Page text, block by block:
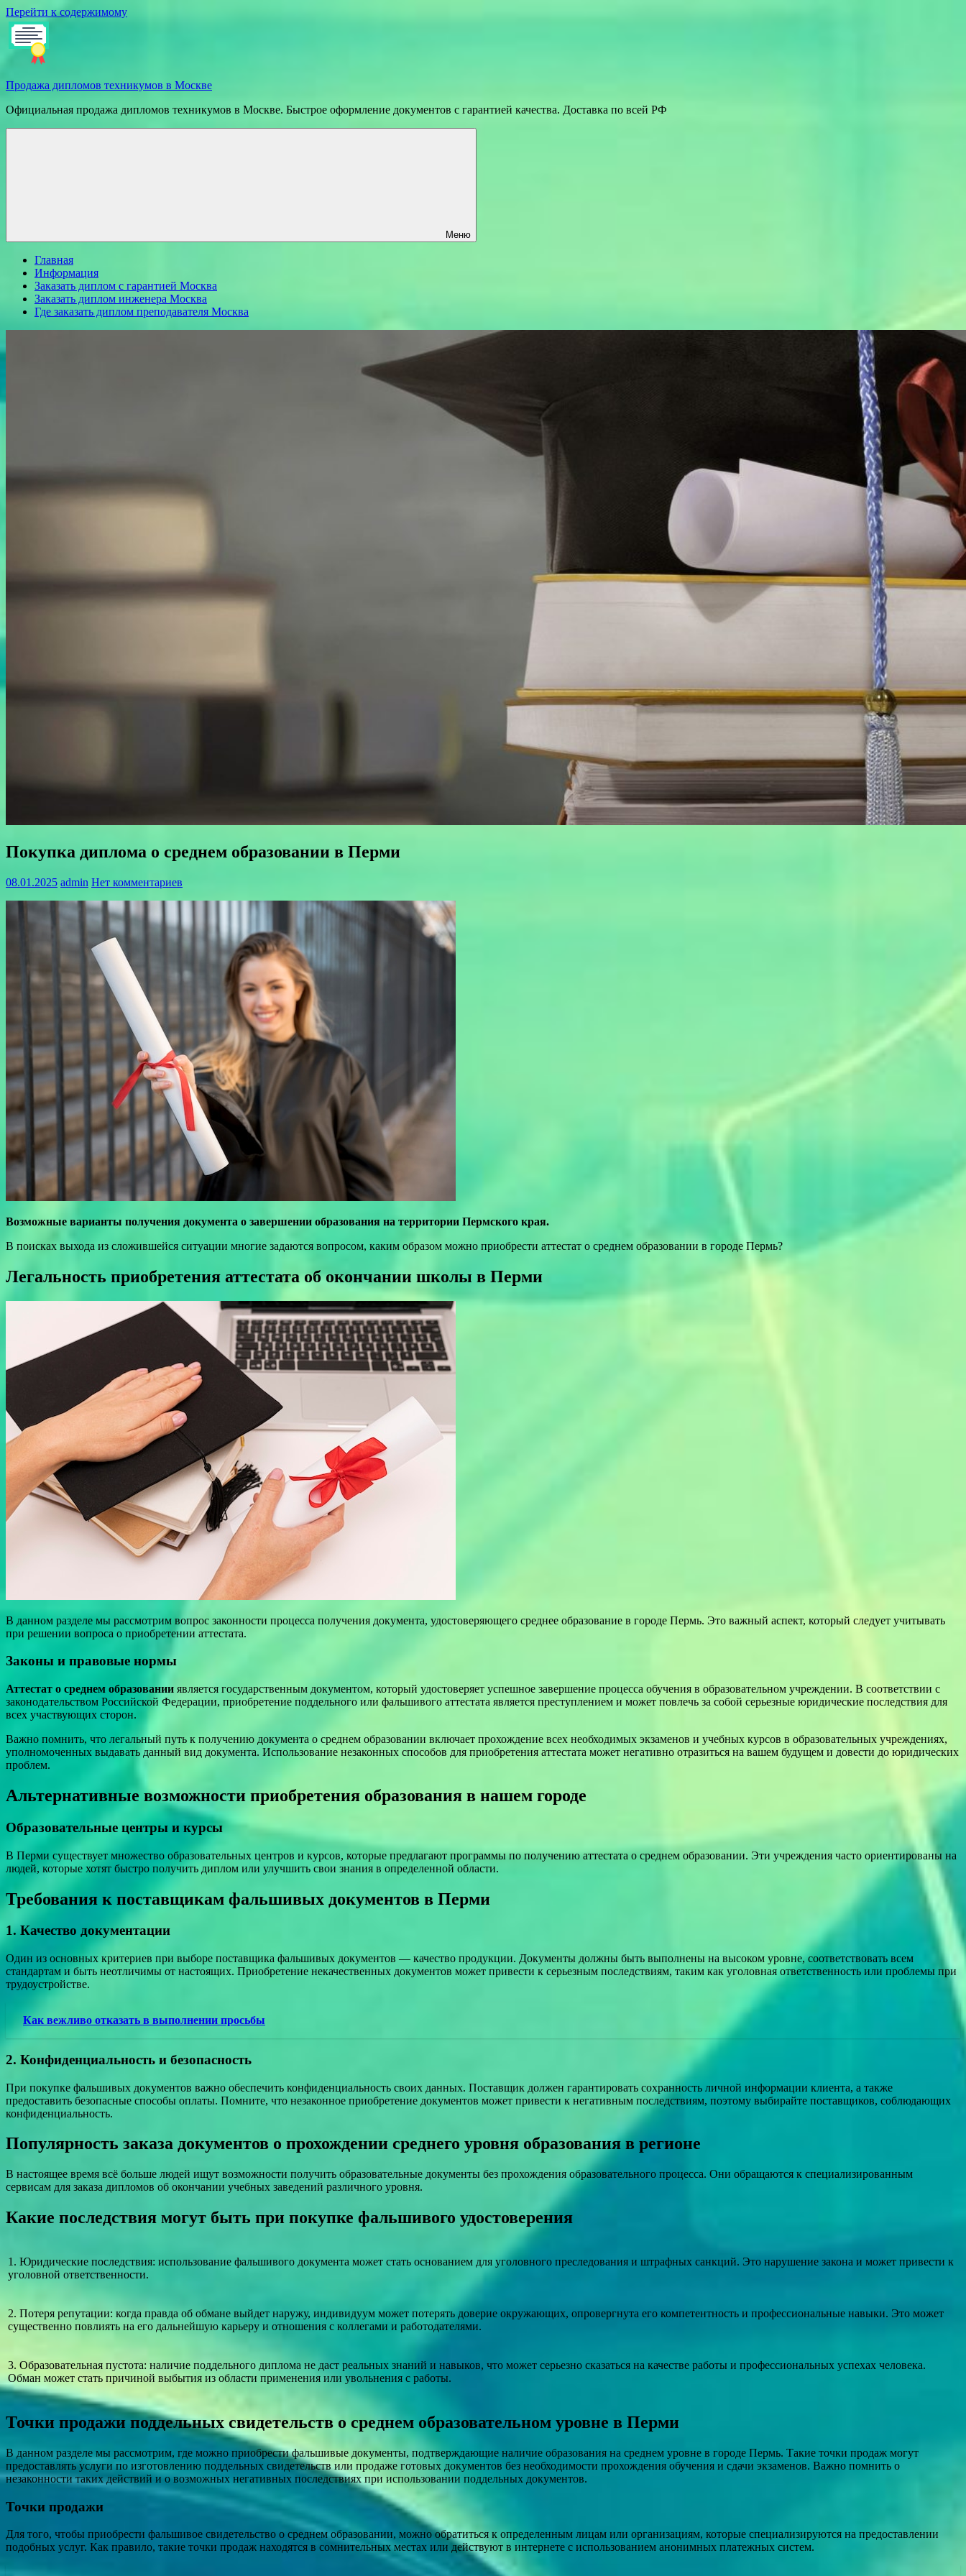
Перейти к содержимому
Продажа дипломов техникумов в Москве
Официальная продажа дипломов техникумов в Москве. Быстрое оформление документов с гарантией качества. Доставка по всей РФ
Меню
Главная
Информация
Заказать диплом с гарантией Москва
Заказать диплом инженера Москва
Где заказать диплом преподавателя Москва
Покупка диплома о среднем образовании в Перми
08.01.2025 admin Нет комментариев
Возможные варианты получения документа о завершении образования на территории Пермского края.
В поисках выхода из сложившейся ситуации многие задаются вопросом, каким образом можно приобрести аттестат о среднем образовании в городе Пермь?
Легальность приобретения аттестата об окончании школы в Перми
В данном разделе мы рассмотрим вопрос законности процесса получения документа, удостоверяющего среднее образование в городе Пермь. Это важный аспект, который следует учитывать
при решении вопроса о приобретении аттестата.
Законы и правовые нормы
Аттестат о среднем образовании является государственным документом, который удостоверяет успешное завершение процесса обучения в образовательном учреждении. В соответствии с
законодательством Российской Федерации, приобретение поддельного или фальшивого аттестата является преступлением и может повлечь за собой серьезные юридические последствия для
всех участвующих сторон.
Важно помнить, что легальный путь к получению документа о среднем образовании включает прохождение всех необходимых экзаменов и учебных курсов в образовательных учреждениях,
уполномоченных выдавать данный вид документа. Использование незаконных способов для приобретения аттестата может негативно отразиться на вашем будущем и довести до юридических
проблем.
Альтернативные возможности приобретения образования в нашем городе
Образовательные центры и курсы
В Перми существует множество образовательных центров и курсов, которые предлагают программы по получению аттестата о среднем образовании. Эти учреждения часто ориентированы на
людей, которые хотят быстро получить диплом или улучшить свои знания в определенной области.
Требования к поставщикам фальшивых документов в Перми
1. Качество документации
Один из основных критериев при выборе поставщика фальшивых документов — качество продукции. Документы должны быть выполнены на высоком уровне, соответствовать всем
стандартам и быть неотличимы от настоящих. Приобретение некачественных документов может привести к серьезным последствиям, таким как уголовная ответственность или проблемы при
трудоустройстве.
Как вежливо отказать в выполнении просьбы
2. Конфиденциальность и безопасность
При покупке фальшивых документов важно обеспечить конфиденциальность своих данных. Поставщик должен гарантировать сохранность личной информации клиента, а также
предоставить безопасные способы оплаты. Помните, что незаконное приобретение документов может привести к негативным последствиям, поэтому выбирайте поставщиков, соблюдающих
конфиденциальность.
Популярность заказа документов о прохождении среднего уровня образования в регионе
В настоящее время всё больше людей ищут возможности получить образовательные документы без прохождения образовательного процесса. Они обращаются к специализированным
сервисам для заказа дипломов об окончании учебных заведений различного уровня.
Какие последствия могут быть при покупке фальшивого удостоверения
1. Юридические последствия: использование фальшивого документа может стать основанием для уголовного преследования и штрафных санкций. Это нарушение закона и может привести к
уголовной ответственности.
2. Потеря репутации: когда правда об обмане выйдет наружу, индивидуум может потерять доверие окружающих, опровергнута его компетентность и профессиональные навыки. Это может
существенно повлиять на его дальнейшую карьеру и отношения с коллегами и работодателями.
3. Образовательная пустота: наличие поддельного диплома не даст реальных знаний и навыков, что может серьезно сказаться на качестве работы и профессиональных успехах человека.
Обман может стать причиной выбытия из области применения или увольнения с работы.
Точки продажи поддельных свидетельств о среднем образовательном уровне в Перми
В данном разделе мы рассмотрим, где можно приобрести фальшивые документы, подтверждающие наличие образования на среднем уровне в городе Пермь. Такие точки продаж могут
предоставлять услуги по изготовлению поддельных свидетельств или продаже готовых документов без необходимости прохождения обучения и сдачи экзаменов. Важно помнить о
незаконности таких действий и о возможных негативных последствиях при использовании поддельных документов.
Точки продажи
Для того, чтобы приобрести фальшивое свидетельство о среднем образовании, можно обратиться к определенным лицам или организациям, которые специализируются на предоставлении
подобных услуг. Как правило, такие точки продаж находятся в сомнительных местах или действуют в интернете с использованием анонимных платежных систем.